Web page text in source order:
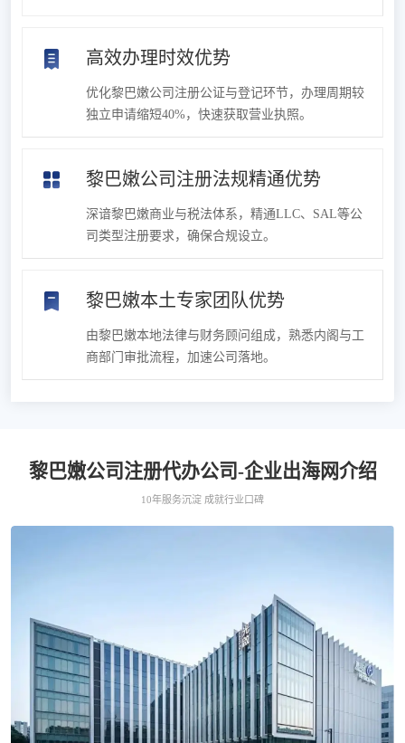
高效办理时效优势
优化黎巴嫩公司注册公证与登记环节，办理周期较
独立申请缩短40%，快速获取营业执照。
黎巴嫩公司注册法规精通优势
深谙黎巴嫩商业与税法体系，精通LLC、SAL等公
司类型注册要求，确保合规设立。
黎巴嫩本土专家团队优势
由黎巴嫩本地法律与财务顾问组成，熟悉内阁与工
商部门审批流程，加速公司落地。
黎巴嫩公司注册代办公司-企业出海网介绍
10年服务沉淀 成就行业口碑